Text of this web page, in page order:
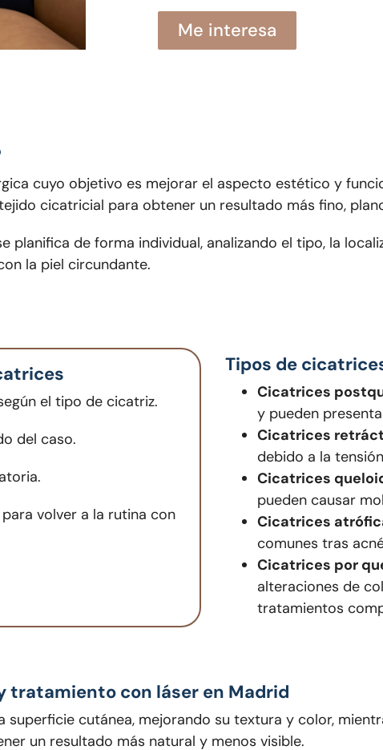
Me interesa
cuyo objetivo es mejorar el aspecto estético y
cicatricial para obtener un resultado más fino,
planifica de forma individual, analizando el tipo, la
la piel circundante.
el tipo de cicatriz.
del caso.
volver a la rutina con
Tipos de
Cicatrices
y pueden
Cicatrices
debido a la
Cicatrices
pueden causar
Cicatrices
comunes tras
Cicatrices por
alteraciones de
tratamientos
tratamiento con láser en Madrid
cutánea, mejorando su textura y color,
un resultado más natural y menos visible.